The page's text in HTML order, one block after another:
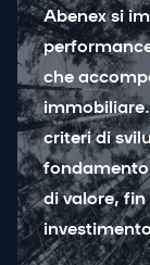
Abenex si
che
criteri di
di valore,